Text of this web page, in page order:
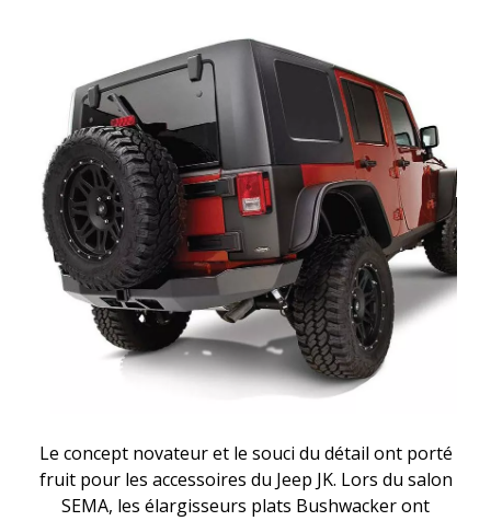
Le concept novateur et le souci du détail ont porté
fruit pour les accessoires du Jeep JK. Lors du salon
SEMA, les élargisseurs plats Bushwacker ont